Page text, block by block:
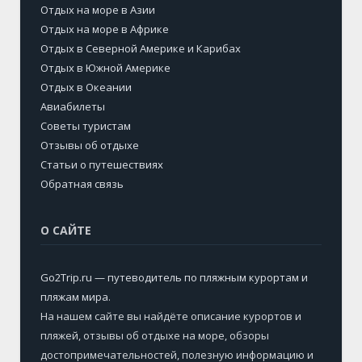
Отдых на море в Азии
Отдых на море в Африке
Отдых в Северной Америке и Карибах
Отдых в Южной Америке
Отдых в Океании
Авиабилеты
Советы туристам
Отзывы об отдыхе
Статьи о путешествиях
Обратная связь
О САЙТЕ
Go2Trip.ru — путеводитель по пляжным курортам и
пляжам мира.
На нашем сайте вы найдёте описание курортов и
пляжей, отзывы об отдыхе на море, обзоры
достопримечательностей, полезную информацию и